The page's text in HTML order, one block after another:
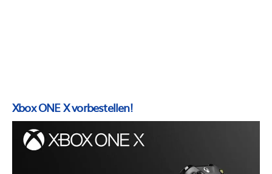
Xbox ONE X vorbestellen!